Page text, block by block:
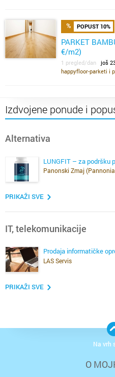
POPUST 10%
PARKET
€/m2)
1 pregled/dan još
happyfloor-parketi i
Izdvojene ponude i
Alternativa
LUNGFIT – za podršku
Panonski Zmaj
PRIKAŽI SVE
IT, telekomunikacije
Prodaja informatičke
LAS Servis
PRIKAŽI SVE
O
Na vrh